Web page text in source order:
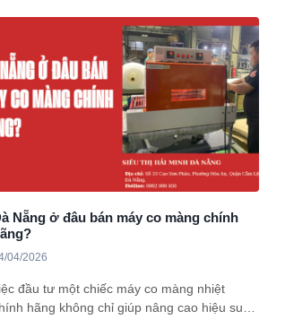
bỏ qua yếu tố kiểm soát độ ẩm, khiến thiết bị
dễ gặp tình trạng ngưng tụ hơi nước, chập
hoặc giảm tuổi thọ linh kiện.
Nẵng ở đâu bán máy co màng chính
04/2026
đầu tư một chiếc máy co màng nhiệt
hãng không chỉ giúp nâng cao hiệu suất